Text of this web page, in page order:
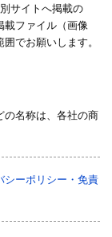
サイトへ掲載の
載ファイル（画像
でお願いします。
の名称は、各社の商
シーポリシー・免責